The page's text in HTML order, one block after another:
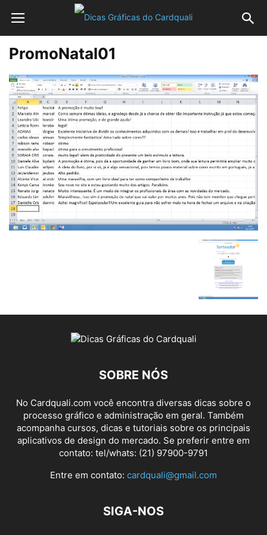
PromoNatal01
SOBRE NÓS
No Cardquali.com você encontra diversas dicas sobre o
processo gráfico e administração em geral. Também
acompanha cursos, dicas e tutoriais sobre os principais
aplicativos de design do mercado. Se preferir entre em
contato: tel/whats: (21) 97900-9791
Entre em contato: cardquali@gmail.com
SIGA-NOS